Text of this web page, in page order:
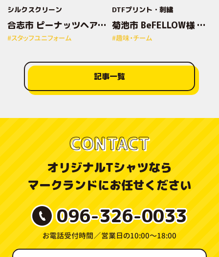
シルクスクリーン
合志市 ピーナッツヘアー
様 オリジナルプリントT
シャツ
#スタッフユニフォーム
DTFプリント 刺繍
菊池市 BeFELLOW様 オ
リジナルプリントパーカ
ー
#趣味・チーム
記事一覧
CONTACT
オリジナルTシャツなら
マークランドにお任せください
096-326-0033
お電話受付時間／営業日の10:00〜18:00